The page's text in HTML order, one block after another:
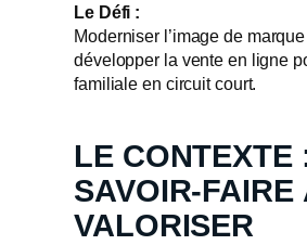
Le Défi :
Moderniser l’image de
développer la vente en ligne
familiale en circuit court.
LE CONTEXTE
SAVOIR-FAIRE
VALORISER